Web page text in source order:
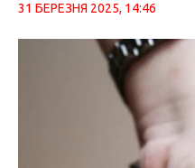
31 БЕРЕЗНЯ 2025, 14:46